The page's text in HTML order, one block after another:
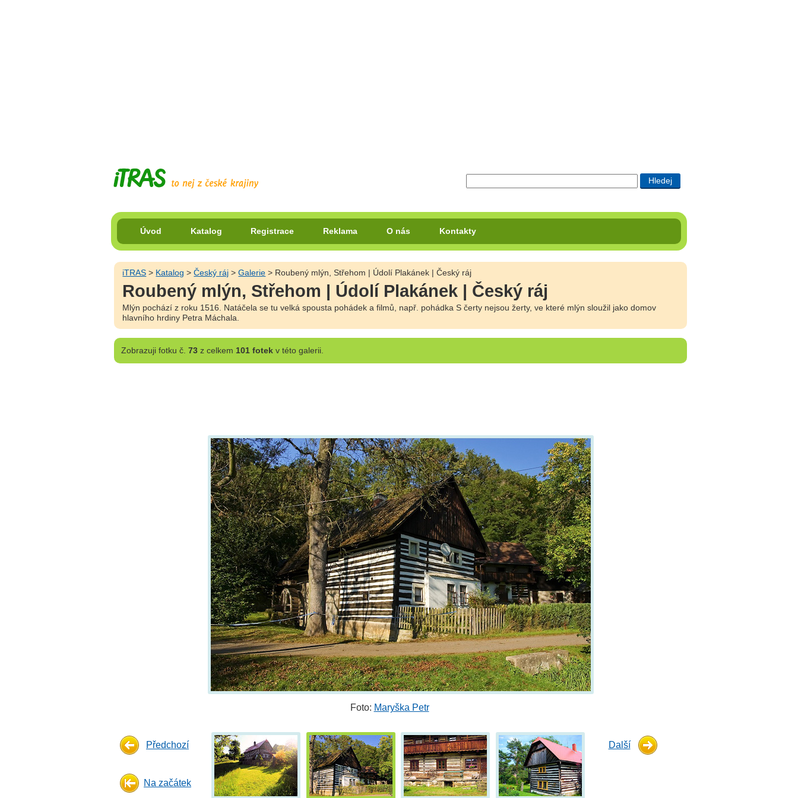
Úvod Katalog Registrace Reklama O nás Kontakty
iTRAS > Katalog >Český ráj >Galerie > Roubený mlýn, Střehom | Údolí Plakánek | Český ráj
Roubený mlýn, Střehom | Údolí Plakánek | Český ráj
Mlýn pochází z roku 1516. Natáčela se tu velká spousta pohádek a filmů, např. pohádka S čerty nejsou žerty, ve které mlýn sloužil jako domov
hlavního hrdiny Petra Máchala.
Zobrazujifotku č. 73z celkem 101 fotekv této galerii.
Foto: Maryška Petr
Předchozí
Na začátek
Další